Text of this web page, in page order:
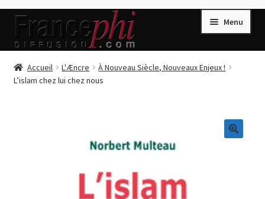
Aller
la
Aller
contenu
Menu
Accueil
Accueil
Conditions de Vente
Enregistrement
Accueil L'Æncre
À Nouveau Siècle, Nouveaux Enjeux !
L’islam chez lui chez nous